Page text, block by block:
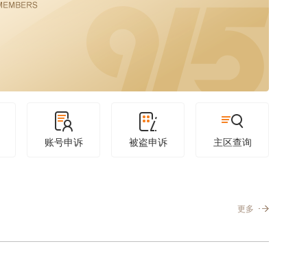
账号申诉 被盗申诉 主区查询
更多